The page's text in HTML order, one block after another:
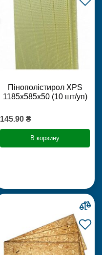
Пінополістирол XPS
1185х585х50 (10 шт/уп)
145.90 ₴
В корзину